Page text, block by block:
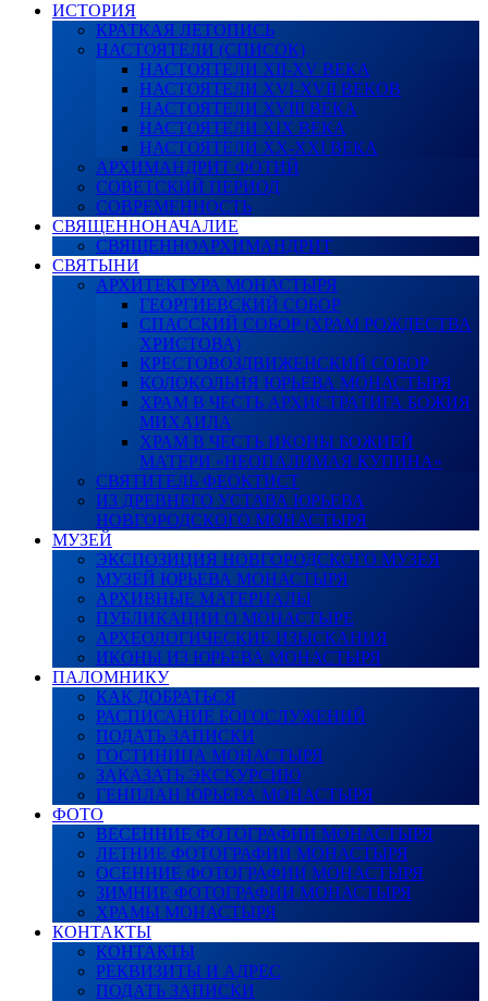
ИСТОРИЯ
КРАТКАЯ ЛЕТОПИСЬ
НАСТОЯТЕЛИ (СПИСОК)
НАСТОЯТЕЛИ XII-XV ВЕКА
НАСТОЯТЕЛИ XVI-XVII ВЕКОВ
НАСТОЯТЕЛИ XVIII ВЕКА
НАСТОЯТЕЛИ XIX ВЕКА
НАСТОЯТЕЛИ XX-XXI ВЕКА
АРХИМАНДРИТ ФОТИЙ
СОВЕТСКИЙ ПЕРИОД
СОВРЕМЕННОСТЬ
СВЯЩЕННОНАЧАЛИЕ
СВЯЩЕННОАРХИМАНДРИТ
СВЯТЫНИ
АРХИТЕКТУРА МОНАСТЫРЯ
ГЕОРГИЕВСКИЙ СОБОР
СПАССКИЙ СОБОР (ХРАМ РОЖДЕСТВА
ХРИСТОВА)
КРЕСТОВОЗДВИЖЕНСКИЙ СОБОР
КОЛОКОЛЬНЯ ЮРЬЕВА МОНАСТЫРЯ
ХРАМ В ЧЕСТЬ АРХИСТРАТИГА БОЖИЯ
МИХАИЛА
ХРАМ В ЧЕСТЬ ИКОНЫ БОЖИЕЙ
МАТЕРИ «НЕОПАЛИМАЯ КУПИНА»
СВЯТИТЕЛЬ ФЕОКТИСТ
ИЗ ДРЕВНЕГО УСТАВА ЮРЬЕВА
НОВГОРОДСКОГО МОНАСТЫРЯ
МУЗЕЙ
ЭКСПОЗИЦИЯ НОВГОРОДСКОГО МУЗЕЯ
МУЗЕЙ ЮРЬЕВА МОНАСТЫРЯ
АРХИВНЫЕ МАТЕРИАЛЫ
ПУБЛИКАЦИИ О МОНАСТЫРЕ
АРХЕОЛОГИЧЕСКИЕ ИЗЫСКАНИЯ
ИКОНЫ ИЗ ЮРЬЕВА МОНАСТЫРЯ
ПАЛОМНИКУ
КАК ДОБРАТЬСЯ
РАСПИСАНИЕ БОГОСЛУЖЕНИЙ
ПОДАТЬ ЗАПИСКИ
ГОСТИНИЦА МОНАСТЫРЯ
ЗАКАЗАТЬ ЭКСКУРСИЮ
ГЕНПЛАН ЮРЬЕВА МОНАСТЫРЯ
ФОТО
ВЕСЕННИЕ ФОТОГРАФИИ МОНАСТЫРЯ
ЛЕТНИЕ ФОТОГРАФИИ МОНАСТЫРЯ
ОСЕННИЕ ФОТОГРАФИИ МОНАСТЫРЯ
ЗИМНИЕ ФОТОГРАФИИ МОНАСТЫРЯ
ХРАМЫ МОНАСТЫРЯ
КОНТАКТЫ
КОНТАКТЫ
РЕКВИЗИТЫ И АДРЕС
ПОДАТЬ ЗАПИСКИ